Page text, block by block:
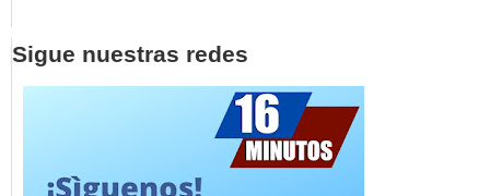
Sigue nuestras redes